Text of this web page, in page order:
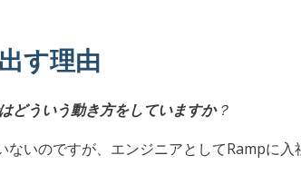
す理由
どういう動き方をしていますか？
いのですが、エンジニアとしてRampに